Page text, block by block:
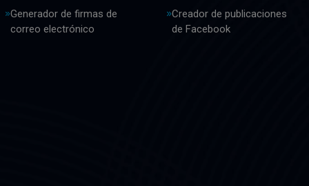
Generador de firmas de
correo electrónico
Creador de publicaciones
de Facebook